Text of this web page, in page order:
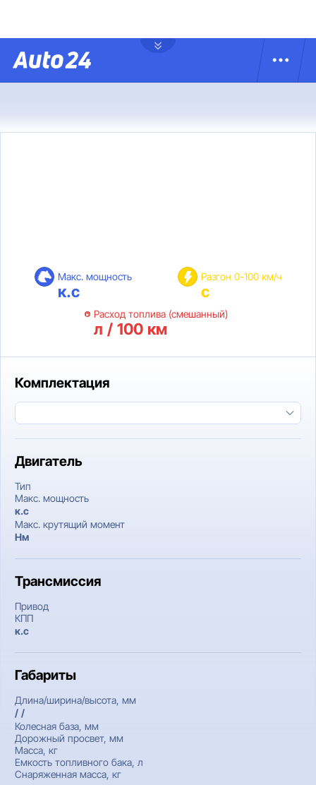
Макс. мощность
к.с
Разгон 0-100 км/ч
с
Расход топлива (смешанный)
л / 100 км
Комплектация
Двигатель
Тип
Макс. мощность
к.c
Макс. крутящий момент
Нм
Трансмиссия
Привод
КПП
к.c
Габариты
Длина/ширина/высота, мм
/ /
Колесная база, мм
Дорожный просвет, мм
Масса, кг
Емкость топливного бака, л
Снаряженная масса, кг